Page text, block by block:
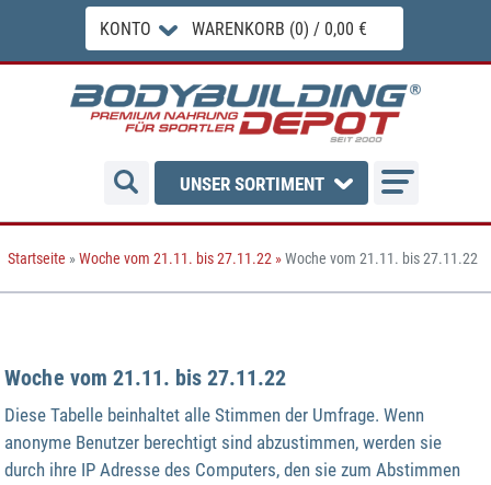
KONTO WARENKORB (0) / 0,00 €
UNSER SORTIMENT
Startseite »Woche vom 21.11. bis 27.11.22 »Woche vom 21.11. bis 27.11.22
Woche vom 21.11. bis 27.11.22
Diese Tabelle beinhaltet alle Stimmen der Umfrage. Wenn
anonyme Benutzer berechtigt sind abzustimmen, werden sie
durch ihre IP Adresse des Computers, den sie zum Abstimmen